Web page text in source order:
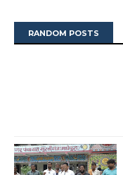
RANDOM POSTS